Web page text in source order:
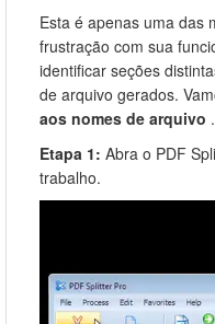
Esta é apenas uma das
frustração com sua
identificar seções
de arquivo gerados.
aos nomes de arquivo .
Etapa 1: Abra o PDF
trabalho.